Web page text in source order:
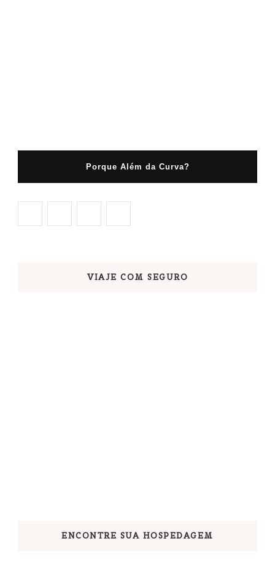
Porque Além da Curva?
VIAJE COM SEGURO
ENCONTRE SUA HOSPEDAGEM